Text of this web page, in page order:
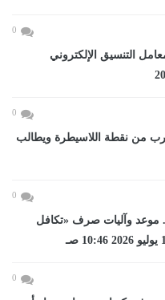
0
التنسيق الإلكتروني
0
من نقطة اللاسيطرة ويطالب
0
جنيه.. موعد وآليات صرف «تكافل
0